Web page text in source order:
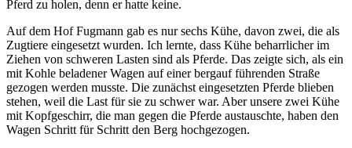
Pferd zu holen, denn er hatte keine.
Auf dem Hof Fugmann gab es nur sechs Kühe, davon zwei, die als
Zugtiere eingesetzt wurden. Ich lernte, dass Kühe beharrlicher im
Ziehen von schweren Lasten sind als Pferde. Das zeigte sich, als ein
mit Kohle beladener Wagen auf einer bergauf führenden Straße
gezogen werden musste. Die zunächst eingesetzten Pferde blieben
stehen, weil die Last für sie zu schwer war. Aber unsere zwei Kühe
mit Kopfgeschirr, die man gegen die Pferde austauschte, haben den
Wagen Schritt für Schritt den Berg hochgezogen.